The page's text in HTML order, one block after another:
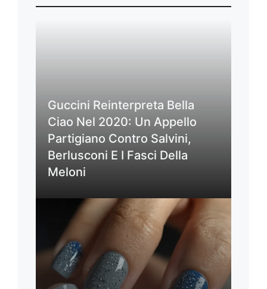
Guccini Reinterpreta Bella
Ciao Nel 2020: Un Appello
Partigiano Contro Salvini,
Berlusconi E I Fasci Della
Meloni